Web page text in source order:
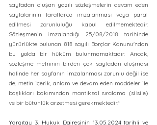
sayfadan oluşan yazılı sözleşmelerin devam eden
sayfalarının taraflarca imzalanması veya paraf
edilmesi zorunluluğu kabul edilmemektedir.
Sözleşmenin imzalandığı 25/08/2018 tarihinde
yürürlükte bulunan 818 sayılı Borçlar Kanunu'ndan
bu yolda bir hüküm bulunmamaktadır. Ancak,
sözleşme metninin birden çok sayfadan oluşması
halinde her sayfanın imzalanması zorunlu değil ise
de, metin içerik, anlam ve devam eden maddeler ile
başlıkları bakımından mantıksal sıralama (silsile)
ve bir bütünlük arzetmesi gerekmektedir."
Yargıtay 3. Hukuk Dairesinin 13.05.2024 tarihli ve